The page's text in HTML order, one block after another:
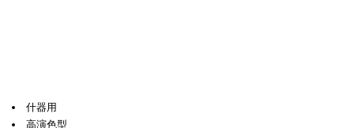
什器用
高演色型